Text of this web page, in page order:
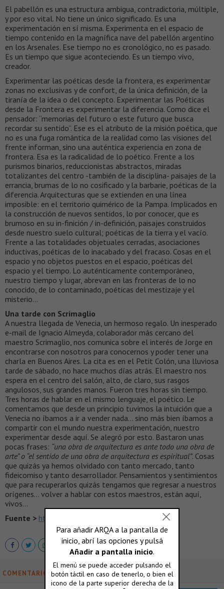
El pabellón es una estructura ambigua, contradictoria, múltiple,
y por eso vital. No tiene un único significado. Es una
experimentación en sí misma. Experimenta en el espacio de
tiempo contenido en la magnífica nave del pabellón argentino
en los Arsenales. Ese tiempo no es cronológico, no es pasado.
Es un tiempo que sigue aconteciendo. Es un tiempo vivo,
creador.
Experimentar las poéticas desde la frontera, es experimentar
zonas no exclusivas y de confort, de la única definición, de la
tiranía de la idea o del concepto. Experimentar las Poéticas
desde la Frontera es experimentar la diferencia. Como dice el
pensador: “memorias del futuro o este futuro que busca
recordar su sentido”. Ese es el atributo de la misión poética, que
no es una fuga romántica de la realidad como las visiones del
frente informan, sino una auténtica experiencia en zona de
frontera. Esa es la radicalidad de lo poético. Frente a los
purismos binarios, reduccionistas abstractos, miradas
totalizantes del centro -también de la disciplina- paisajes de la
errancia, brumas de lo no cosificado y la barbarie, poéticas de la
diferencia. Arquitecturas que se extienden en una línea
imposible: en el territorio quimérico de la Pampa. Implicados en
la construcción de nuevos sentidos, lo por conocer, que es
brumoso en su in-finición / in-definición, paisajes construidos
desde nuestro suelo cultural; poéticas de la tierra y el vacío.
Frente a las totalidades objetuales cerradas, asociaciones
inductivas, poéticas de lo inacabado y del fracaso. Cosas en el
espacio y no objetos puestos en el espacio, poéticas del
espacio y el tiempo. Lo auténticamente contemporáneo,
nuestro tiempo y lugar, abrevan en las fronteras de lo no
conocido, de lo contaminado, poéticas del mestizaje y el
misterio…
Una tarde con Scrimaglio
A nuestra llegada de Venecia, un hermoso regalo. Un inesperado
e-mail de Ignacio Almeyda, colaborador más cercano del
maestro Scrimaglio, nos comunica sobre el interés de Jorge en
encontrarse con nosotros para conocernos y poder tener una
charla en Buenos Aires. La cita es en el Petit Colón, una lluviosa
tarde de sábado, no hace muchos días atrás. El maestro nos
espera en el centro del salón, alto, de claro, sus rasgos
angulosos, sus grandes manos. Fueron tres horas sin tiempo.
Tres horas de hablar en el mismo lenguaje, el poético. Le
comentamos que desde un principio tuvimos la intuición que a
Venecia no íbamos a ir a vender nada… sino más bien íbamos a
compartir con el mundo nuestra experimentación, nuestro
experimentar desde aquí. Se alegró por esto. Bastaron unas
pocas frases: “una obra de arquitectura es ante todo una obra de
arte” o “el sentido de una obra de arquitectura es espiritual”. Cosas
que quizás ya hemos olvidado con tanto mercado, tanto
fideicomiso y tanto desarrollador. Pensamientos y sentimientos
que para recuperarlos quizás tengamos que regresar a nuestros
orígenes… volver a hablar con estos maestros, están aquí,
vivos…
Fuente > http://www.revistanotas.org/
COMENTARIOS